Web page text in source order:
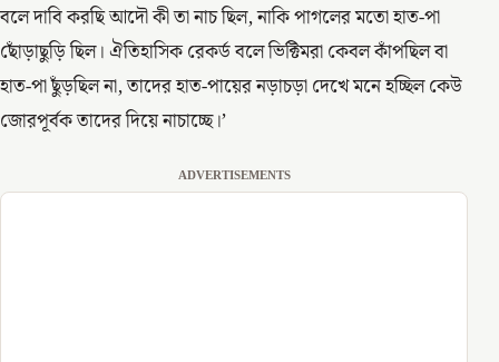
বলে দাবি করছি আদৌ কী তা নাচ ছিল, নাকি পাগলের মতো হাত-পা
ছোঁড়াছুড়ি ছিল। ঐতিহাসিক রেকর্ড বলে ভিক্টিমরা কেবল কাঁপছিল বা
হাত-পা ছুঁড়ছিল না, তাদের হাত-পায়ের নড়াচড়া দেখে মনে হচ্ছিল কেউ
জোরপূর্বক তাদের দিয়ে নাচাচ্ছে।’
ADVERTISEMENTS